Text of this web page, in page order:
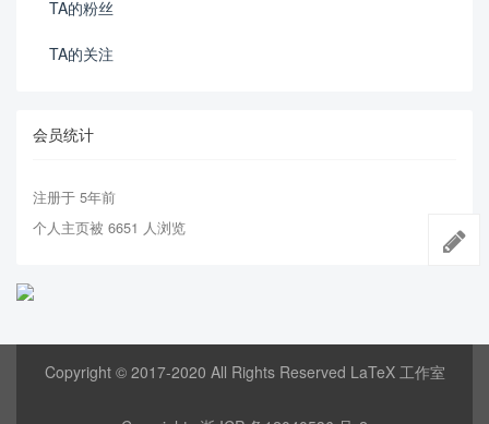
TA的粉丝
TA的关注
会员统计
注册于 5年前
个人主页被 6651 人浏览
Copyright © 2017-2020 All Rights Reserved LaTeX 工作室